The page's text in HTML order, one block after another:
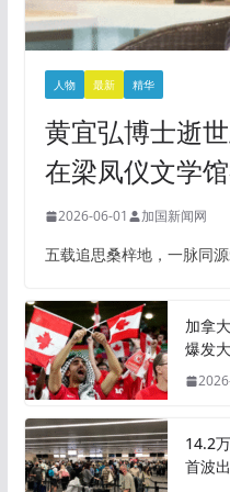
人物 最新 精华
黄宜弘博士逝
在梁凤仪文学
2026-06-01 加国新闻网
五载追思桑梓地，一脉同
加拿
爆发
14.2
首波